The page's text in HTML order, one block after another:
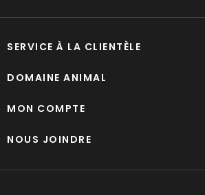
SERVICE À LA CLIENTÈLE
DOMAINE ANIMAL
MON COMPTE
NOUS JOINDRE